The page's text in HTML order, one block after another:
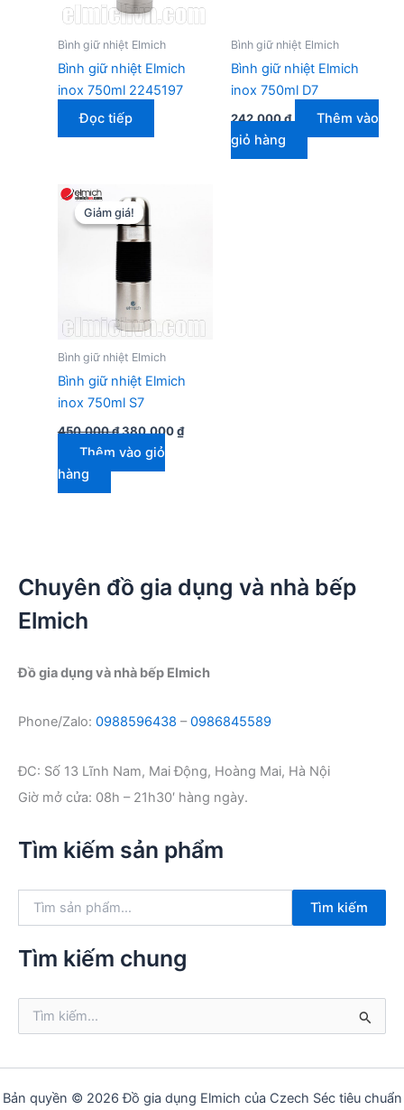
Bình giữ nhiệt Elmich
Bình giữ nhiệt Elmich
inox 750ml 2245197
Đọc tiếp
Bình giữ nhiệt Elmich
Bình giữ nhiệt Elmich
inox 750ml D7
242.000₫
Thêm vào
giỏ hàng
Giảm giá!
Giảm giá!
Bình giữ nhiệt Elmich
Bình giữ nhiệt Elmich
inox 750ml S7
450.000₫ Giá
là:
450.000 ₫.
380.000₫Giá
hiện
Thêm vào giỏ
hàng
Chuyên đồ gia dụng và nhà bếp
Elmich
Đồ gia dụng và nhà bếp Elmich
Phone/Zalo: 0988596438 –0986845589
ĐC: Số 13 Lĩnh Nam, Mai Động, Hoàng Mai, Hà Nội
Giờ mở cửa: 08h – 21h30′ hàng ngày.
Tìm kiếm sản phẩm
k
Tìm kiếm
Tìm kiếm chung
ế
Bản quyền © 2026 Đồ gia dụng Elmich của Czech Séc tiêu chuẩn